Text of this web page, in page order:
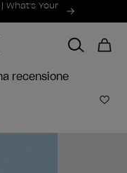
What's Your
recensione